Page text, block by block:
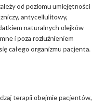
od poziomu umiejętności
antycellulitowy,
naturalnych olejków
i poza rozluźnieniem
całego organizmu pacjenta.
terapii obejmie pacjentów,